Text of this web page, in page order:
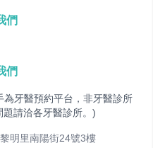
們
們
為牙醫預約平台，非牙醫診所
請洽各牙醫診所。)
明里南陽街24號3樓